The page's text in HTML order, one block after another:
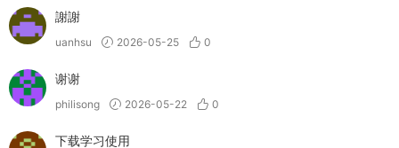
謝謝
uanhsu 2026-05-25 0
谢谢
philisong 2026-05-22 0
下载学习使用